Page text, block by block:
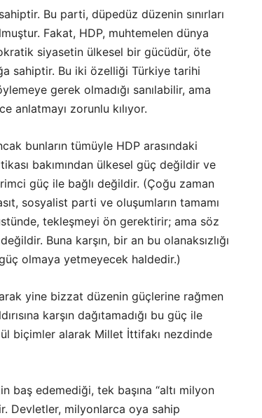
Bu parti, düpedüz düzenin sınırları
Fakat, HDP, muhtemelen dünya
siyasetin ülkesel bir gücüdür, öte
sahiptir. Bu iki özelliği Türkiye tarihi
gerek olmadığı sanılabilir, ama
anlatmayı zorunlu kılıyor.
bunların tümüyle HDP arasındaki
bakımından ülkesel güç değildir ve
güç ile bağlı değildir. (Çoğu zaman
sosyalist parti ve oluşumların tamamı
tekleşmeyi ön gerektirir; ama söz
Buna karşın, bir an bu olanaksızlığı
olmaya yetmeyecek haldedir.)
yine bizzat düzenin güçlerine rağmen
karşın dağıtamadığı bu güç ile
biçimler alarak Millet İttifakı nezdinde
baş edemediği, tek başına “altı milyon
Devletler, milyonlarca oya sahip